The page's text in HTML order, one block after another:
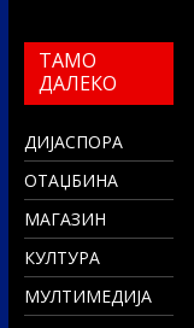
ТАМО
ДАЛЕКО
ДИЈАСПОРА
ОТАЏБИНА
МАГАЗИН
КУЛТУРА
МУЛТИМЕДИЈА